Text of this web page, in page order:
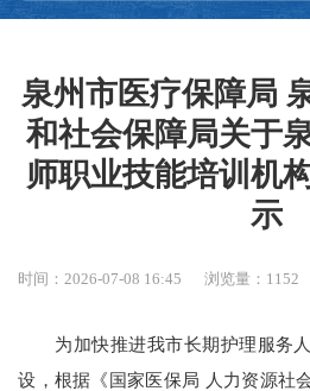
泉州市医疗保障局
和社会保障局关于
师职业技能培训机
示
时间：2026-07-08 16:45 浏览量： 1152
为加快推进我市长期护理服务人
设，根据《国家医保局 人力资源社